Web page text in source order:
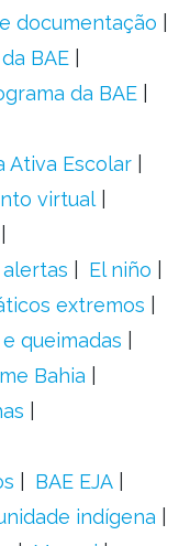
documentação
BAE
da BAE
Ativa Escolar
virtual
El niño
extremos
queimadas
Bahia
BAE EJA
indígena